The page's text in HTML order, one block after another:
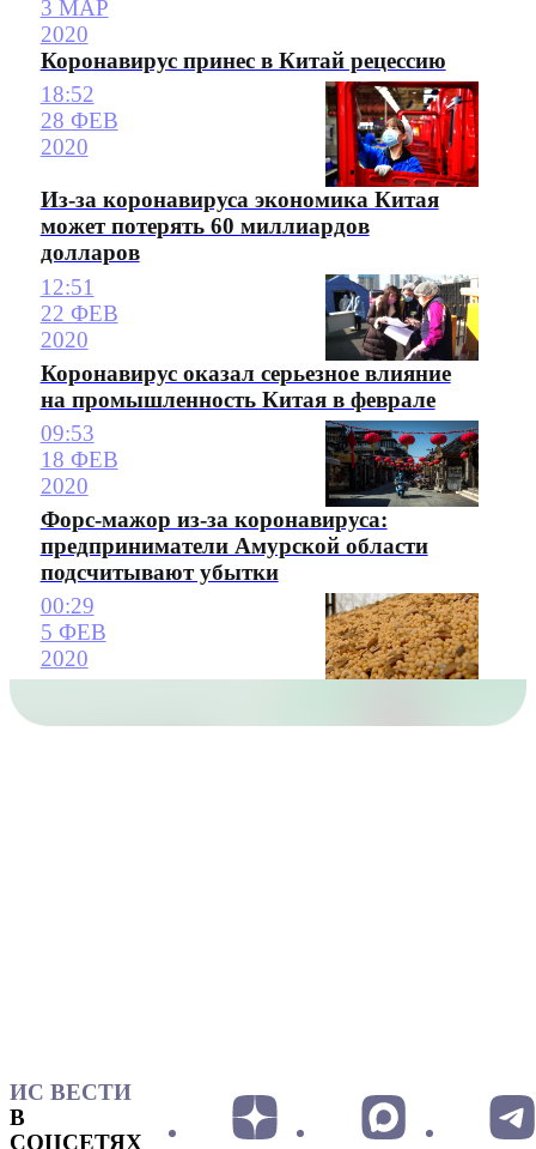
3 МАР
2020
Коронавирус принес в Китай рецессию
18:52
28 ФЕВ
2020
Из-за коронавируса экономика Китая
может потерять 60 миллиардов
долларов
12:51
22 ФЕВ
2020
Коронавирус оказал серьезное влияние
на промышленность Китая в феврале
09:53
18 ФЕВ
2020
Форс-мажор из-за коронавируса:
предприниматели Амурской области
подсчитывают убытки
00:29
5 ФЕВ
2020
ИС ВЕСТИ
В
СОЦСЕТЯХ